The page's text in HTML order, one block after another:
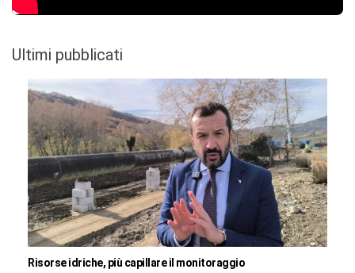
Ultimi pubblicati
Risorse idriche, più capillare il monitoraggio